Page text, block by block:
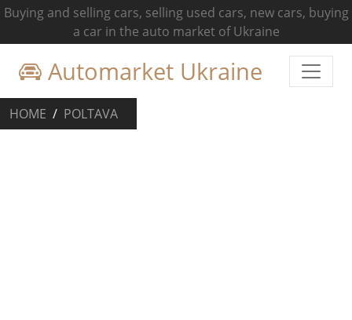
Buying and selling cars, selling used cars, new cars, buying
a car in the auto market of Ukraine
Automarket Ukraine
HOME POLTAVA